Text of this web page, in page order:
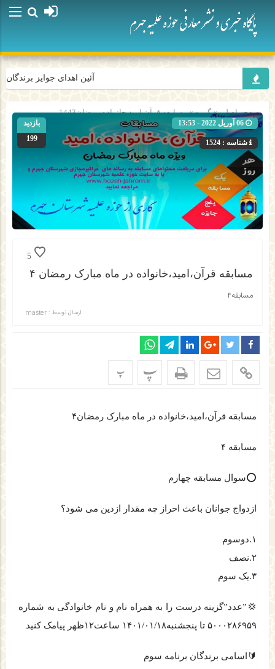
آئین اهدای جوایز
صفحه اصلی» گروه »مسابقه قرآن امید خانواده-رمضان1443
شناسه : 1524
بازدید
199
5
مسابقه قرآن،امید،خانواده در ماه مبارک رمضان ۴
مسابقه۴
ارسال توسط : master
پ پ
مسابقه قرآن،امید،خانواده در ماه مبارک رمضان۴
مسابقه ۴
⭕سوال مسابقه چهارم
ازدواج جوانان باعث احراز چه مقدار ازدین می شود؟
۱.دوسوم
۲.نصف
۳.یک سوم
💢”عدد”گزینه درست را به همراه نام و نام خانوادگی به شماره
۵۰۰۰۲۸۶۹۵۹ تا پنجشنبه۱۴۰۱/۰۱/۱۸ ساعت۱۲ظهر پیامک کنید
🔰اسامی برندگان برنامه سوم